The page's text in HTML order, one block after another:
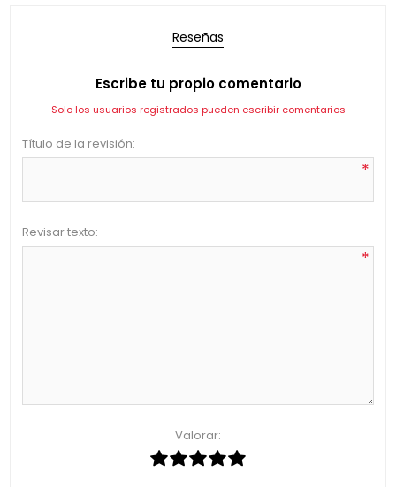
Reseñas
Escribe tu propio comentario
Solo los usuarios registrados pueden escribir comentarios
Título de la revisión:
*
Revisar texto:
*
Valorar: